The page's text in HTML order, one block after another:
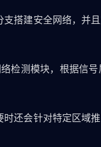
搭建安全网络，并
检测模块，根据信
还会针对特定区域